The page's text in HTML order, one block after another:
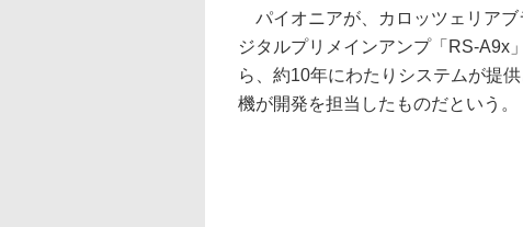
パイオニアが、カロッツェリア
ジタルプリメインアンプ「RS-A9x
ら、約10年にわたりシステムが提
機が開発を担当したものだという。